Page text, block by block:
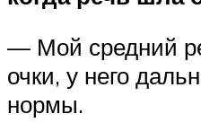
— Мой средний
очки, у него
нормы.